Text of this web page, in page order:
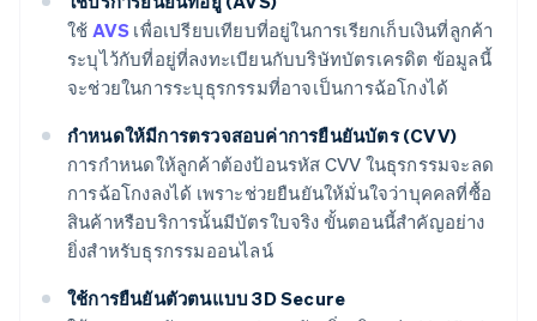
ใช้ AVS เพื่อเปรียบเทียบที่อยู่ในการเรียกเก็บเงินที่ลูกค้า
ระบุไว้กับที่อยู่ที่ลงทะเบียนกับบริษัทบัตรเครดิต ข้อมูลนี้
จะช่วยในการระบุธุรกรรมที่อาจเป็นการฉ้อโกงได้
กำหนดให้มีการตรวจสอบค่าการยืนยันบัตร (CVV)
การกําหนดให้ลูกค้าต้องป้อนรหัส CVV ในธุรกรรมจะลด
การฉ้อโกงลงได้ เพราะช่วยยืนยันให้มั่นใจว่าบุคคลที่ซื้อ
สินค้าหรือบริการนั้นมีบัตรใบจริง ขั้นตอนนี้สําคัญอย่าง
ยิ่งสําหรับธุรกรรมออนไลน์
ใช้การยืนยันตัวตนแบบ 3D Secure